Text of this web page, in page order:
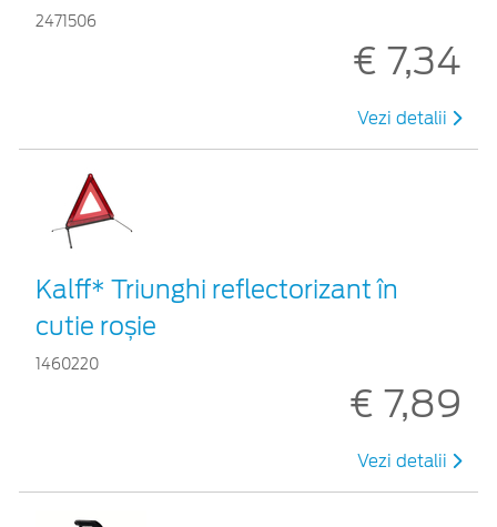
2471506
€ 7,34
Vezi detalii
Kalff* Triunghi reflectorizant în
cutie roșie
1460220
€ 7,89
Vezi detalii